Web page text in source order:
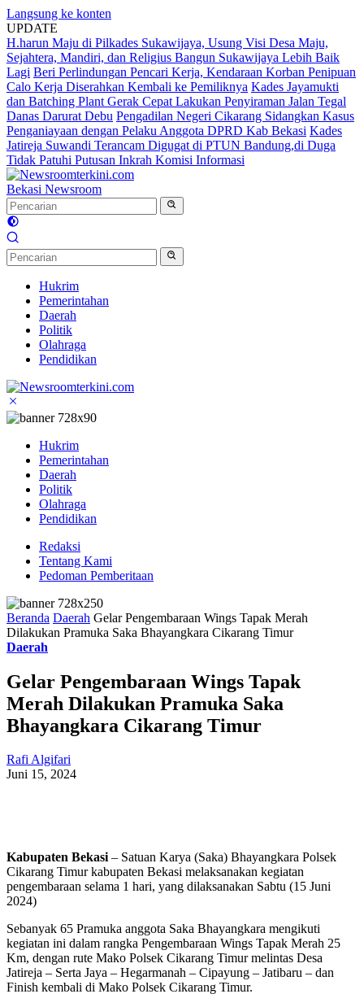
Langsung ke konten
UPDATE
H.harun Maju di Pilkades Sukawijaya, Usung Visi Desa Maju,
Sejahtera, Mandiri, dan Religius Bangun Sukawijaya Lebih Baik
Lagi Beri Perlindungan Pencari Kerja, Kendaraan Korban Penipuan
Calo Kerja Diserahkan Kembali ke Pemiliknya Kades Jayamukti
dan Batching Plant Gerak Cepat Lakukan Penyiraman Jalan Tegal
Danas Darurat Debu Pengadilan Negeri Cikarang Sidangkan Kasus
Penganiayaan dengan Pelaku Anggota DPRD Kab Bekasi Kades
Jatireja Suwandi Terancam Digugat di PTUN Bandung,di Duga
Tidak Patuhi Putusan Inkrah Komisi Informasi
Bekasi Newsroom
Hukrim
Pemerintahan
Daerah
Politik
Olahraga
Pendidikan
Hukrim
Pemerintahan
Daerah
Politik
Olahraga
Pendidikan
Redaksi
Tentang Kami
Pedoman Pemberitaan
Beranda Daerah Gelar Pengembaraan Wings Tapak Merah
Dilakukan Pramuka Saka Bhayangkara Cikarang Timur
Daerah
Gelar Pengembaraan Wings Tapak
Merah Dilakukan Pramuka Saka
Bhayangkara Cikarang Timur
Rafi Algifari
Juni 15, 2024
Kabupaten Bekasi– Satuan Karya (Saka) Bhayangkara Polsek
Cikarang Timur kabupaten Bekasi melaksanakan kegiatan
pengembaraan selama 1 hari, yang dilaksanakan Sabtu (15 Juni
2024)
Sebanyak 65 Pramuka anggota Saka Bhayangkara mengikuti
kegiatan ini dalam rangka Pengembaraan Wings Tapak Merah 25
Km, dengan rute Mako Polsek Cikarang Timur melintas Desa
Jatireja – Serta Jaya – Hegarmanah – Cipayung – Jatibaru – dan
Finish kembali di Mako Polsek Cikarang Timur.